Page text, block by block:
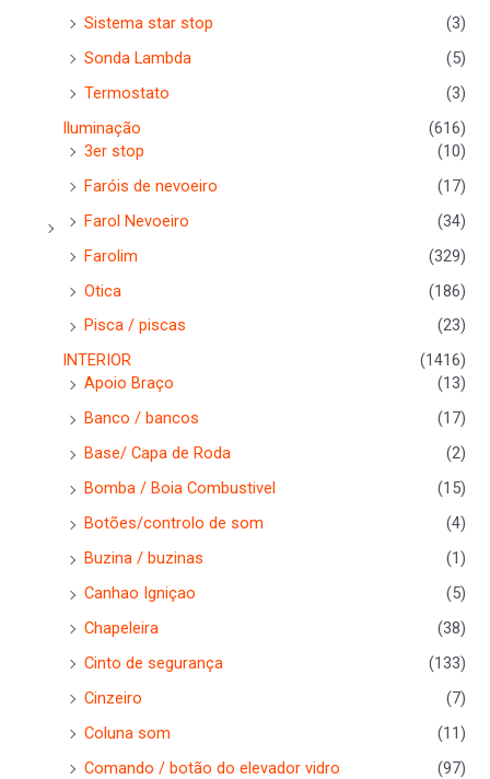
Sistema star stop
(3)
Sonda Lambda
(5)
Termostato
(3)
Iluminação
(616)
3er stop
(10)
Faróis de nevoeiro
(17)
Farol Nevoeiro
(34)
Farolim
(329)
Otica
(186)
Pisca / piscas
(23)
INTERIOR
(1416)
Apoio Braço
(13)
Banco / bancos
(17)
Base/ Capa de Roda
(2)
Bomba / Boia Combustivel
(15)
Botões/controlo de som
(4)
Buzina / buzinas
(1)
Canhao Igniçao
(5)
Chapeleira
(38)
Cinto de segurança
(133)
Cinzeiro
(7)
Coluna som
(11)
Comando / botão do elevador vidro
(97)